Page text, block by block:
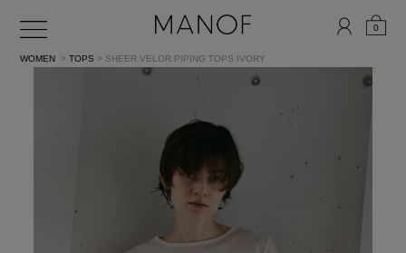
0
WOMEN >TOPS > SHEER VELOR PIPING TOPS IVORY